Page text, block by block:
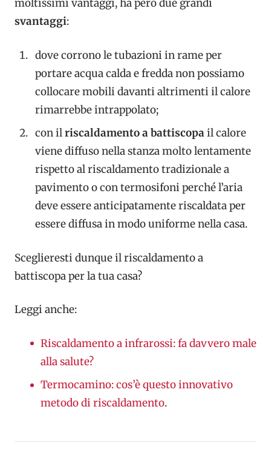
moltissimi vantaggi, ha però due grandi
svantaggi:
dove corrono le tubazioni in rame per
portare acqua calda e fredda non possiamo
collocare mobili davanti altrimenti il calore
rimarrebbe intrappolato;
con ilriscaldamento a battiscopail calore
viene diffuso nella stanza molto lentamente
rispetto al riscaldamento tradizionale a
pavimento o con termosifoni perché l’aria
deve essere anticipatamente riscaldata per
essere diffusa in modo uniforme nella casa.
Sceglieresti dunque il riscaldamento a
battiscopa per la tua casa?
Leggi anche:
Riscaldamento a infrarossi: fa davvero male
alla salute?
Termocamino: cos’è questo innovativo
metodo di riscaldamento.